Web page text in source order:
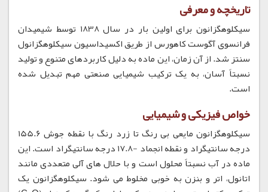
تاریخچه و معرفی
سیکلوهگزانون برای اولین بار در سال 1838 توسط شیمیدان
فرانسوی آگوست کاهورس از طریق اکسیداسیون سیکلوهگزانول
سنتز شد. از آن زمان، این ماده به دلیل کاربردهای متنوع و تولید
نسبتاً آسان، به یک ترکیب شیمیایی صنعتی مهم تبدیل شده
است.
خواص فیزیکی و شیمیایی
سیکلوهگزانون مایعی بی رنگ تا زرد رنگ با نقطه جوش 155.6
درجه سانتیگراد و نقطه انجماد -17.8 درجه سانتیگراد است. این
ماده در آب نسبتاً محلول است و با حلال های آلی متعددی مانند
اتانول، اتر و بنزن به خوبی مخلوط می شود. سیکلوهگزانون یک